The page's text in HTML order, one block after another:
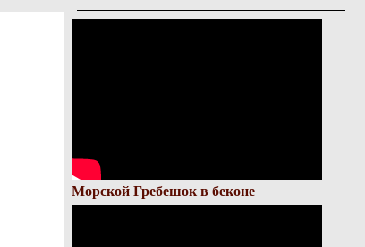
Морской Гребешок в беконе